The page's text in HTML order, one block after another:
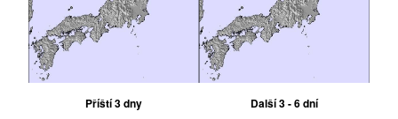
Příští 3 dny Další 3 - 6 dní